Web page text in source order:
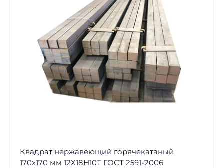
Квадрат нержавеющий горячекатаный
170х170 мм 12Х18Н10Т ГОСТ 2591-2006